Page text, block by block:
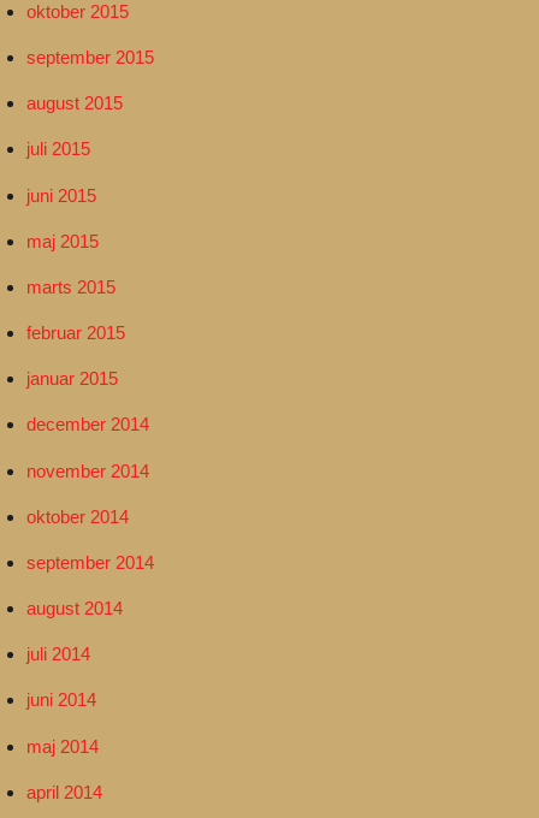
oktober 2015
september 2015
august 2015
juli 2015
juni 2015
maj 2015
marts 2015
februar 2015
januar 2015
december 2014
november 2014
oktober 2014
september 2014
august 2014
juli 2014
juni 2014
maj 2014
april 2014